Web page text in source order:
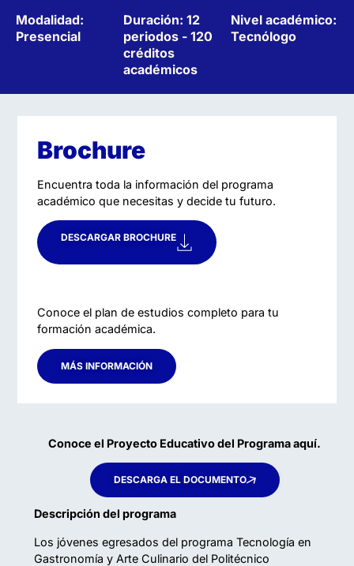
Modalidad:
Presencial
Duración: 12
periodos - 120
créditos
académicos
Nivel académico:
Tecnólogo
Brochure
Encuentra toda la información del programa
académico que necesitas y decide tu futuro.
DESCARGAR BROCHURE
Conoce el plan de estudios completo para tu
formación académica.
MÁS INFORMACIÓN
Conoce el Proyecto Educativo del Programa aquí.
DESCARGA EL DOCUMENTO
Descripción del programa
Los jóvenes egresados del programa Tecnología en
Gastronomía y Arte Culinario del Politécnico